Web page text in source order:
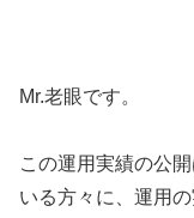
Mr.老眼です。
この運用実績の公
いる方々に、運用